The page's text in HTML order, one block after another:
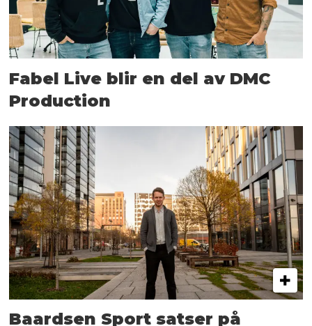
Fabel Live blir en del av DMC
Production
Baardsen Sport satser på